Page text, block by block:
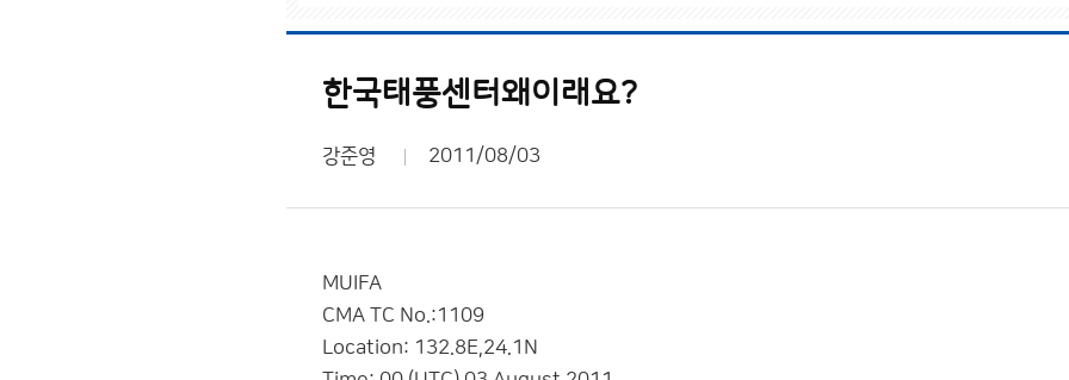
한국태풍센터왜이래요?
강준영 2011/08/03
MUIFA
CMA TC No.:1109
Location: 132.8E,24.1N